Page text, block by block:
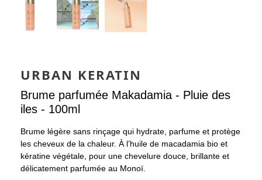
URBAN KERATIN
Brume parfumée Makadamia - Pluie des
iles - 100ml
Brume légère sans rinçage qui hydrate, parfume et protège
les cheveux de la chaleur. À l’huile de macadamia bio et
kératine végétale, pour une chevelure douce, brillante et
délicatement parfumée au Monoï.